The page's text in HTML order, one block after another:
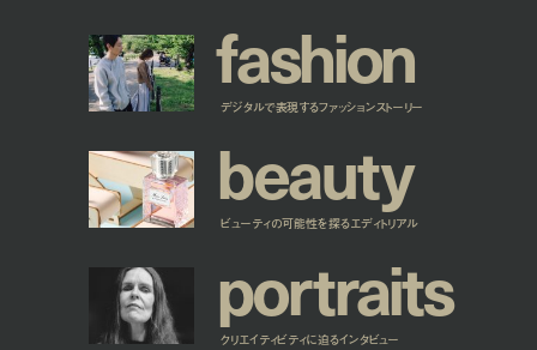
fashion
デジタルで表現するファッションストーリー
beauty
ビューティの可能性を探るエディトリアル
portraits
クリエイティビティに迫るインタビュー